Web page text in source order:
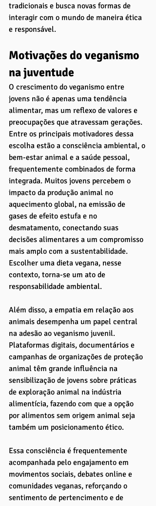
tradicionais e busca novas formas de
interagir com o mundo de maneira ética
e responsável.
Motivações do veganismo
na juventude
O crescimento do veganismo entre
jovens não é apenas uma tendência
alimentar, mas um reflexo de valores e
preocupações que atravessam gerações.
Entre os principais motivadores dessa
escolha estão a consciência ambiental, o
bem-estar animal e a saúde pessoal,
frequentemente combinados de forma
integrada. Muitos jovens percebem o
impacto da produção animal no
aquecimento global, na emissão de
gases de efeito estufa e no
desmatamento, conectando suas
decisões alimentares a um compromisso
mais amplo com a sustentabilidade.
Escolher uma dieta vegana, nesse
contexto, torna-se um ato de
responsabilidade ambiental.
Além disso, a empatia em relação aos
animais desempenha um papel central
na adesão ao veganismo juvenil.
Plataformas digitais, documentários e
campanhas de organizações de proteção
animal têm grande influência na
sensibilização de jovens sobre práticas
de exploração animal na indústria
alimentícia, fazendo com que a opção
por alimentos sem origem animal seja
também um posicionamento ético.
Essa consciência é frequentemente
acompanhada pelo engajamento em
movimentos sociais, debates online e
comunidades veganas, reforçando o
sentimento de pertencimento e de